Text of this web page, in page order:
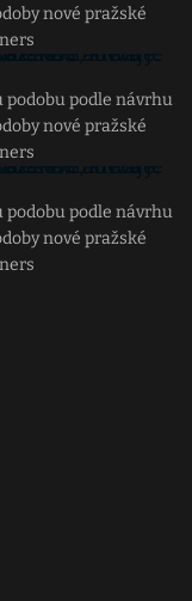
nové pražské
podobu podle návrhu
nové pražské
podobu podle návrhu
nové pražské